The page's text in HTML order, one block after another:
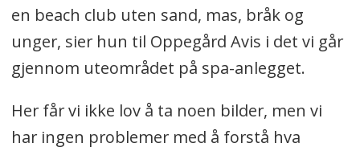
en beach club uten sand, mas, bråk og
unger, sier hun til Oppegård Avis i det vi går
gjennom uteområdet på spa-anlegget.
Her får vi ikke lov å ta noen bilder, men vi
har ingen problemer med å forstå hva